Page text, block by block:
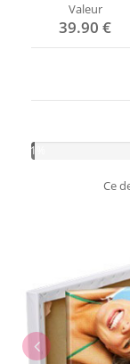
Valeur
39.90 €
1%
Ce